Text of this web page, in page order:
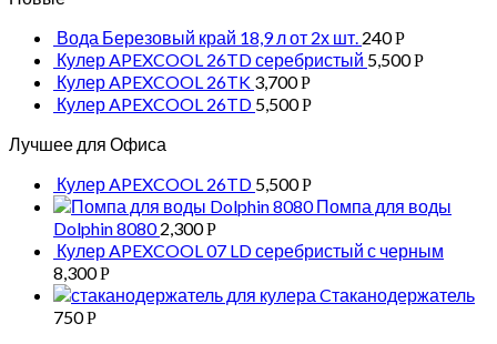
Вода Березовый край 18,9 л от 2х шт. 240Р
Кулер APEXCOOL 26TD серебристый 5,500Р
Кулер APEXCOOL 26TK 3,700Р
Кулер APEXCOOL 26TD 5,500Р
Лучшее для Офиса
Кулер APEXCOOL 26TD 5,500Р
Помпа для воды
Dolphin 8080 2,300Р
Кулер APEXCOOL 07 LD серебристый с черным
8,300Р
Cтаканодержатель
750Р